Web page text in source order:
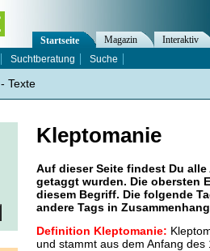
Kleptomanie
Auf dieser Seite findest Du
getaggt wurden. Die obersten
diesem Begriff. Die folgende
andere Tags in
Definition Kleptomanie:
und stammt aus dem Anfang des
Startseite Magazin Interaktiv
Suchtberatung Suche
Texte